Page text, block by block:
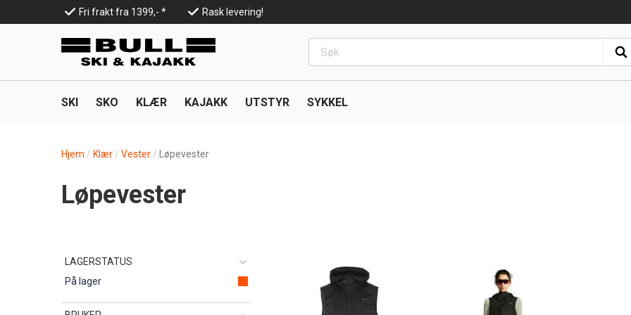
til
hovedinnhold
Top
Line
Fri frakt fra 1399,- * Rask levering!
SKI SKO KLÆR KAJAKK UTSTYR SYKKEL
Hjem Klær Vester Løpevester
Løpevester
LAGERSTATUS
På lager